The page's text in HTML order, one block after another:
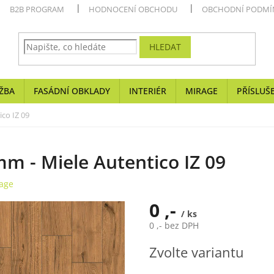
B2B PROGRAM HODNOCENÍ OBCHODU OBCHODNÍ
HLEDAT
FASÁDNÍ OBKLADY INTERIÉR MIRAGE
IZ 09
- Miele Autentico IZ 09
0 ,- / ks
0 ,- bez DPH
cena:
Zvolte variantu